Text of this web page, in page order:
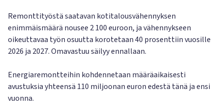
Remonttityöstä saatavan kotitalousvähennyksen
enimmäismäärä nousee 2 100 euroon, ja vähennykseen
oikeuttavaa työn osuutta korotetaan 40 prosenttiin vuosille
2026 ja 2027. Omavastuu säilyy ennallaan.
Energiaremontteihin kohdennetaan määräaikaisesti
avustuksia yhteensä 110 miljoonan euron edestä tänä ja ensi
vuonna.